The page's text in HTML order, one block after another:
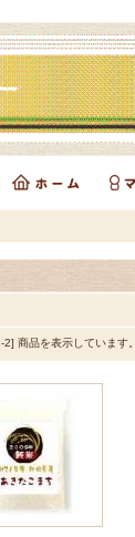
商品を表示しています。